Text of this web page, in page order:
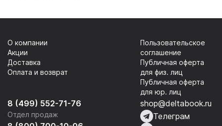
8 (499) 552-71-76
Отдел продаж
О компании
Акции
Доставка
Оплата и возврат
Пользовательское
соглашение
Публичная оферта
для физ. лиц
Публичная оферта
для юр. лиц
shop@deltabook.ru
Телеграм